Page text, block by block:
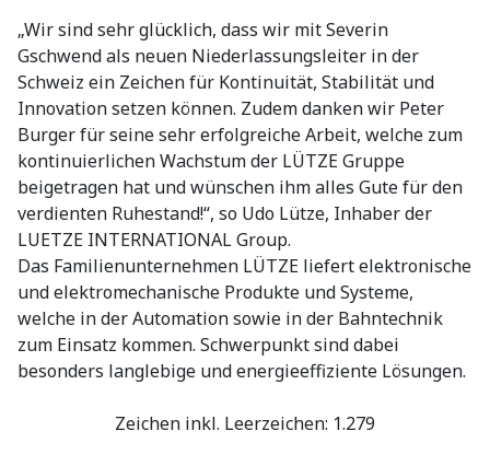
„Wir sind sehr glücklich, dass wir mit Severin
Gschwend als neuen Niederlassungsleiter in der
Schweiz ein Zeichen für Kontinuität, Stabilität und
Innovation setzen können. Zudem danken wir Peter
Burger für seine sehr erfolgreiche Arbeit, welche zum
kontinuierlichen Wachstum der LÜTZE Gruppe
beigetragen hat und wünschen ihm alles Gute für den
verdienten Ruhestand!“, so Udo Lütze, Inhaber der
LUETZE INTERNATIONAL Group.
Das Familienunternehmen LÜTZE liefert elektronische
und elektromechanische Produkte und Systeme,
welche in der Automation sowie in der Bahntechnik
zum Einsatz kommen. Schwerpunkt sind dabei
besonders langlebige und energieeffiziente Lösungen.
Zeichen inkl. Leerzeichen: 1.279